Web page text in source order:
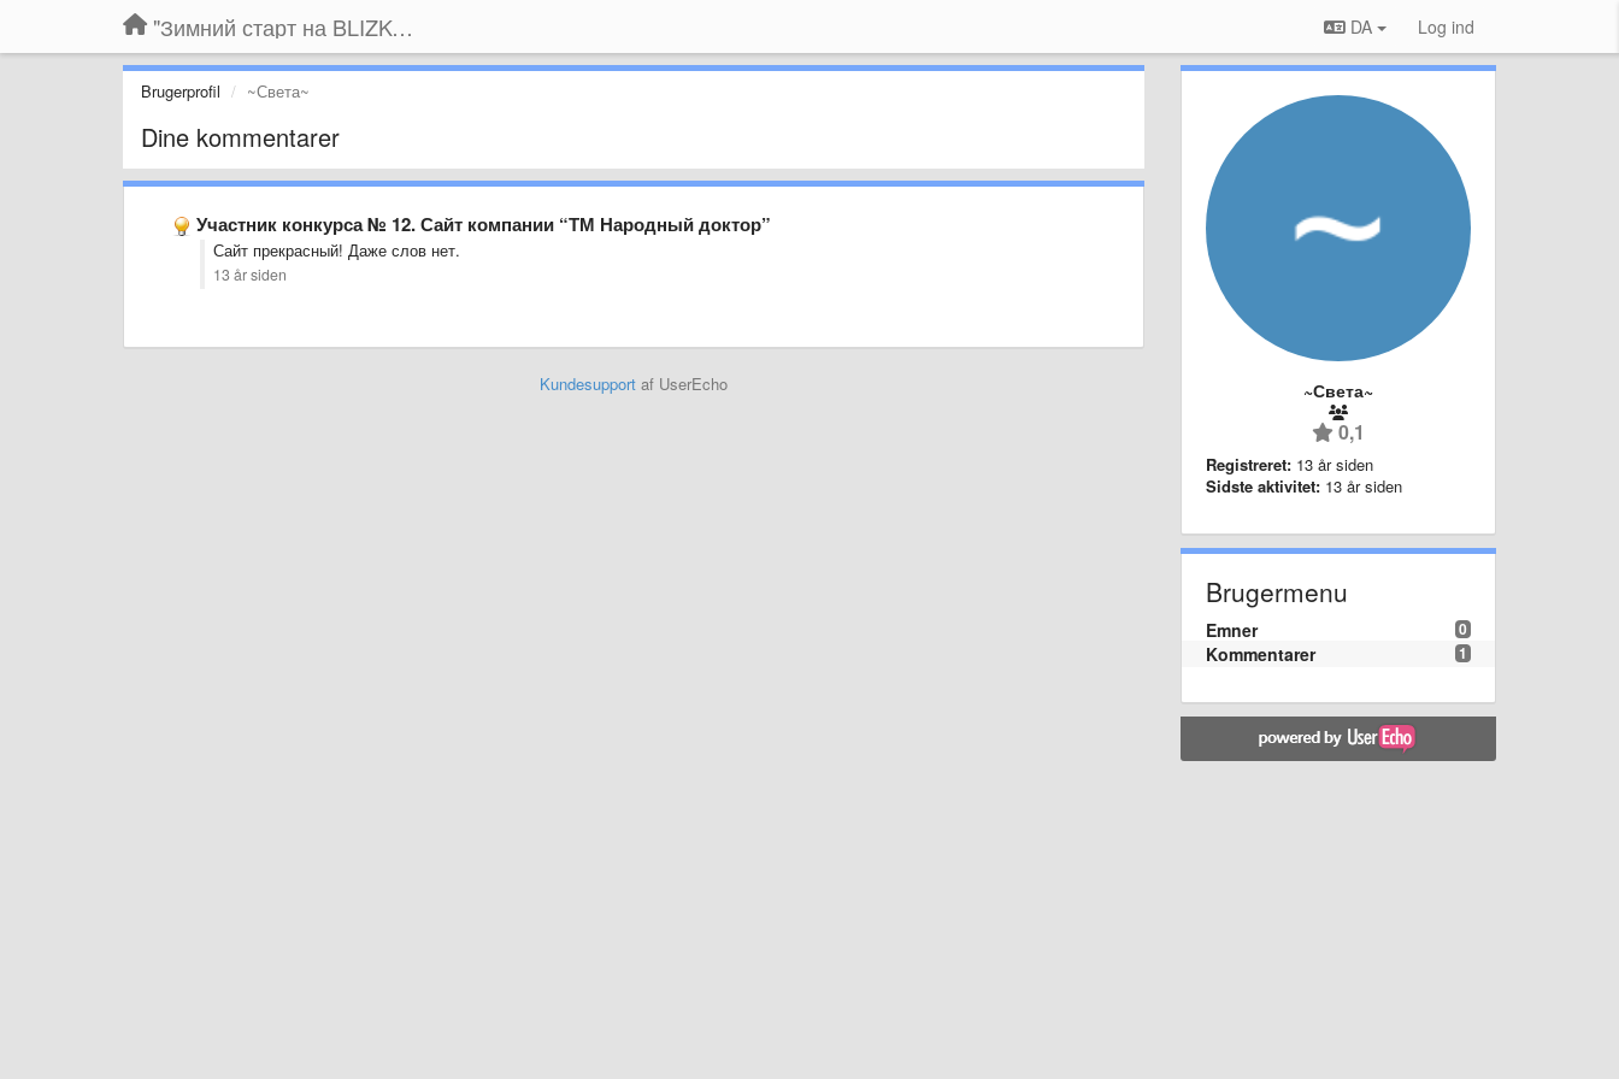
"Зимний старт на BLIZKO.ru". Конкурс компаний DA Log ind
Brugerprofil ~Света~
Dine kommentarer
Участник конкурса № 12. Сайт компании “ТМ Народный доктор”
Сайт прекрасный! Даже слов нет.
13 år siden
Kundesupportaf UserEcho ~Света~
0,1
Registreret: 13 år siden
Sidste aktivitet: 13 år siden
Brugermenu
0
Emner
1
Kommentarer